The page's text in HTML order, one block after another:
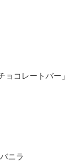
コレートバー」
ニラ